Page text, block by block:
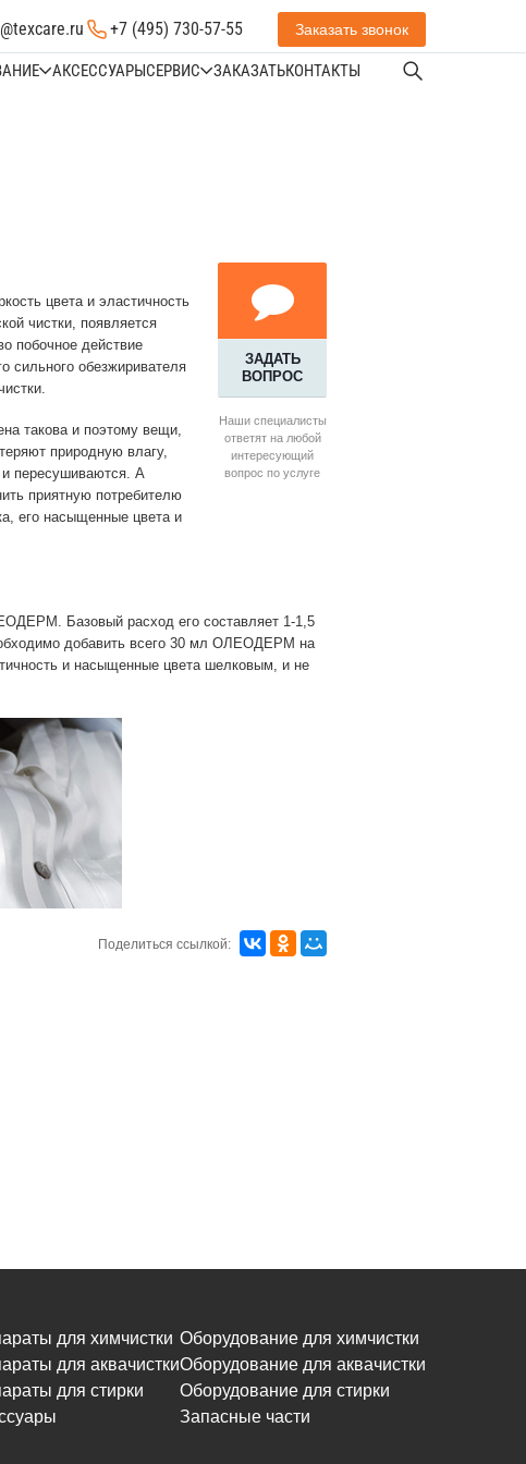
+7 (495) 730-57-55 Заказать звонок
АКСЕССУАРЫСЕРВИС ЗАКАЗАТЬКОНТАКТЫ
ЗАДАТЬ
ВОПРОС
Наши специалисты
ответят на любой
интересующий
вопрос по услуге
цвета и эластичность
чистки, появляется
побочное действие
сильного обезжиривателя
такова и поэтому вещи,
природную влагу,
пересушиваются. А
приятную потребителю
его насыщенные цвета и
Базовый расход его составляет 1-1,5
добавить всего 30 мл ОЛЕОДЕРМ на
и насыщенные цвета шелковым, и не
Поделиться ссылкой:
для химчистки
для аквачистки
для стирки
Оборудование для химчистки
Оборудование для аквачистки
Оборудование для стирки
Запасные части